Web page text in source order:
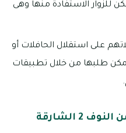
للزوار الاستفادة منها وهى
2 في تنقلاتهم على استقلال الحافلات أو
يمكن طلبها من خلال تطبيقات
2 الشارقة